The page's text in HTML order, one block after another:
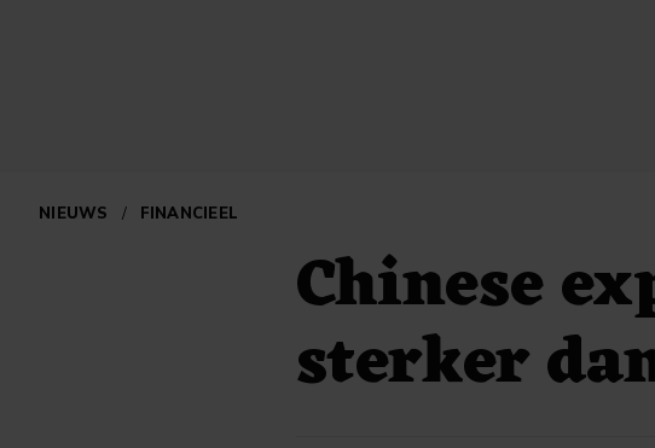
NIEUWS / FINANCIEEL
Chinese
sterker